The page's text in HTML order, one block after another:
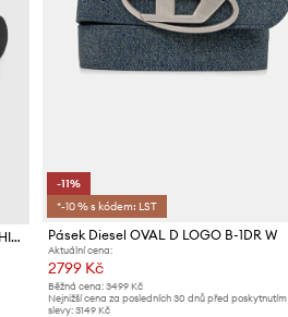
Oboustranný kožený pásek Diesel B-SHIFT II BELT
-11%
*-10 % s kódem: LST
Pásek Diesel OVAL D LOGO B-1DR W
Aktuální cena:
2799 Kč
Běžná cena: 3499 Kč
Nejnižší cena za posledních 30 dnů před poskytnutím
slevy: 3149 Kč